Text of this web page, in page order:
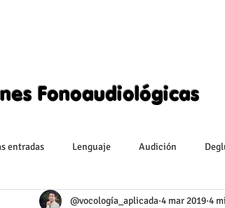
Fonoaudiológicas
entradas Lenguaje Audición
@vocología_aplicada 4 mar 2019 4